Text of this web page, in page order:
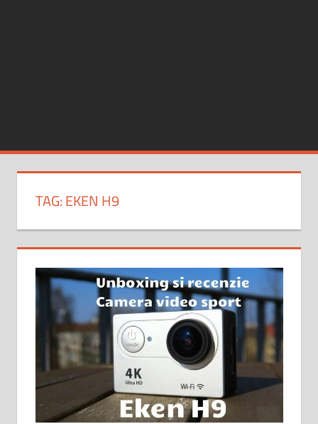
TAG:EKEN H9